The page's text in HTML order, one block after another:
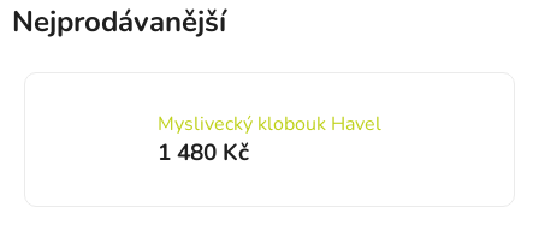
Nejprodávanější
Myslivecký klobouk Havel
1 480 Kč